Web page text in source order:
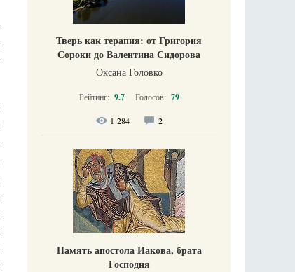
Тверь как терапия: от Григория
Сороки до Валентина Сидорова
Оксана Головко
Рейтинг: 9.7 Голосов: 79
1 284 2
Память апостола Иакова, брата
Господня